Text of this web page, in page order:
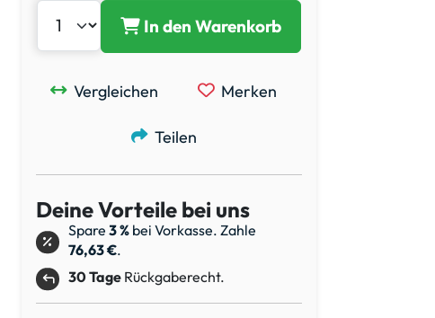
In den Warenkorb
Vergleichen Merken
Teilen
Deine Vorteile bei uns
Spare 3 % bei Vorkasse. Zahle
76,63 €.
30 Tage Rückgaberecht.